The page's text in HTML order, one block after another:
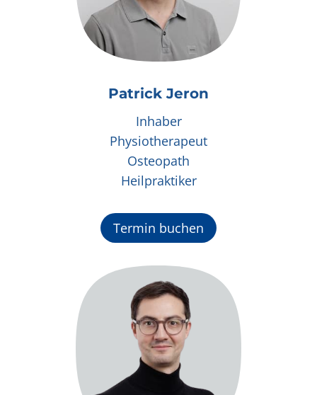
Patrick Jeron
Inhaber
Physiotherapeut
Osteopath
Heilpraktiker
Termin buchen